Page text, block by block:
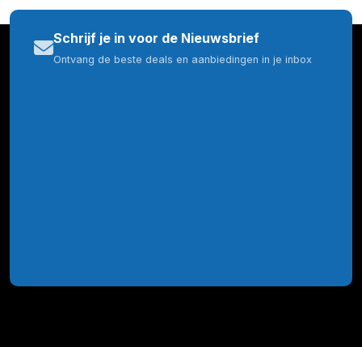
Schrijf je in voor de Nieuwsbrief
Ontvang de beste deals en aanbiedingen in je inbox